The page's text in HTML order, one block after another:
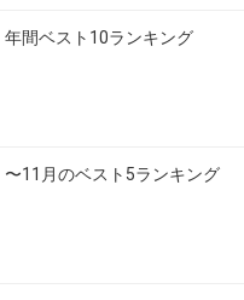
間ベスト10ランキング
11月のベスト5ランキング